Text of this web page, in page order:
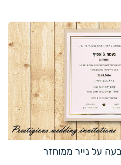
על נייר ממוחזר